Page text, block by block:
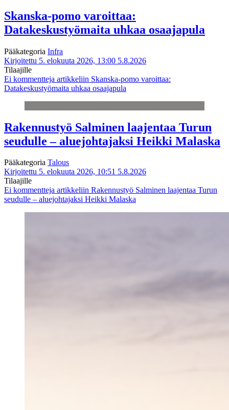
Skanska-pomo varoittaa:
Datakeskustyömaita uhkaa osaajapula
Pääkategoria Infra
Kirjoitettu 5. elokuuta 2026, 13:00 5.8.2026
Tilaajille
Ei kommentteja artikkeliin Skanska-pomo varoittaa:
Datakeskustyömaita uhkaa osaajapula
Rakennustyö Salminen laajentaa Turun
seudulle – aluejohtajaksi Heikki Malaska
Pääkategoria Talous
Kirjoitettu 5. elokuuta 2026, 10:51 5.8.2026
Tilaajille
Ei kommentteja artikkeliin Rakennustyö Salminen laajentaa Turun
seudulle – aluejohtajaksi Heikki Malaska